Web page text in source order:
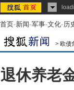
首页-新闻-军事-文化-历
> 欧债
退休养老